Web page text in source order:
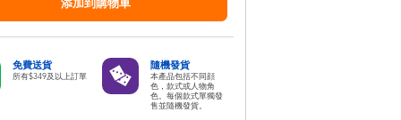
添加到購物車
免費送貨
所有$349及以上訂單
隨機發貨
本產品包括不同顔
色，款式或人物角
色。每個款式單獨發
售並隨機發貨。